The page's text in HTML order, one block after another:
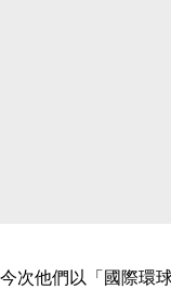
今次他們以「國際環